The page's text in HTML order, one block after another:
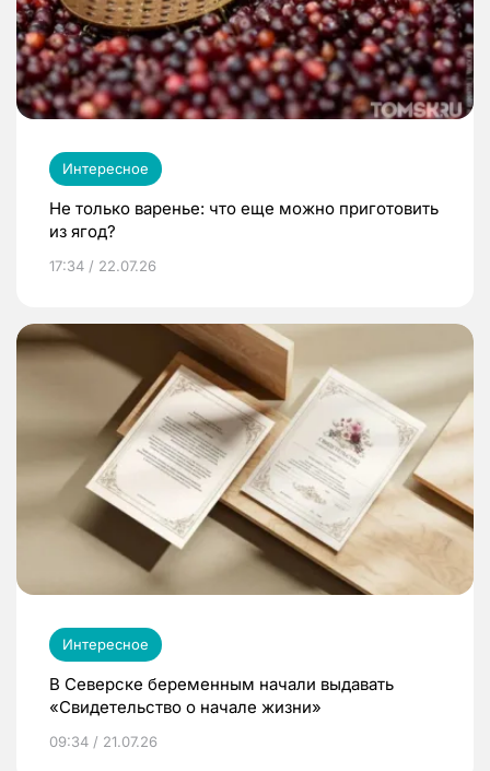
Интересное
Не только варенье: что еще можно приготовить
из ягод?
17:34 / 22.07.26
Интересное
В Северске беременным начали выдавать
«Свидетельство о начале жизни»
09:34 / 21.07.26